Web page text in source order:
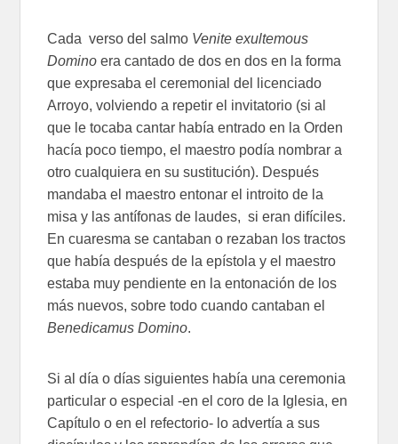
Cada verso del salmo Venite exultemous
Domino era cantado de dos en dos en la forma
que expresaba el ceremonial del licenciado
Arroyo, volviendo a repetir el invitatorio (si al
que le tocaba cantar había entrado en la Orden
hacía poco tiempo, el maestro podía nombrar a
otro cualquiera en su sustitución). Después
mandaba el maestro entonar el introito de la
misa y las antífonas de laudes, si eran difíciles.
En cuaresma se cantaban o rezaban los tractos
que había después de la epístola y el maestro
estaba muy pendiente en la entonación de los
más nuevos, sobre todo cuando cantaban el
Benedicamus Domino.
Si al día o días siguientes había una ceremonia
particular o especial -en el coro de la Iglesia, en
Capítulo o en el refectorio- lo advertía a sus